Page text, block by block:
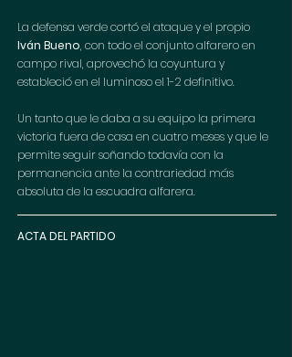
La defensa verde cortó el ataque y el propio
Iván Bueno, con todo el conjunto alfarero en
campo rival, aprovechó la coyuntura y
estableció en el luminoso el 1-2 definitivo.
Un tanto que le daba a su equipo la primera
victoria fuera de casa en cuatro meses y que le
permite seguir soñando todavía con la
permanencia ante la contrariedad más
absoluta de la escuadra alfarera.
ACTA DEL PARTIDO